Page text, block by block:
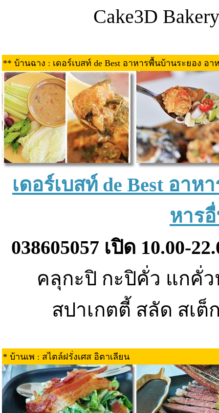
Cake3D
** บ้านฉาง : เดอร์เบสท์ de Best อาหารพื้นบ้านระยอง อ
เดอร์เบสท์ de Best อา
หาร
038605057 เปิด 10.00-
คลุกะปิ กะปิคั่ว แกคั่
สปาเกตตี้ สลัด สเ
* บ้านเพ : สไตล์ฝรั่งเศส อิตาเลียน